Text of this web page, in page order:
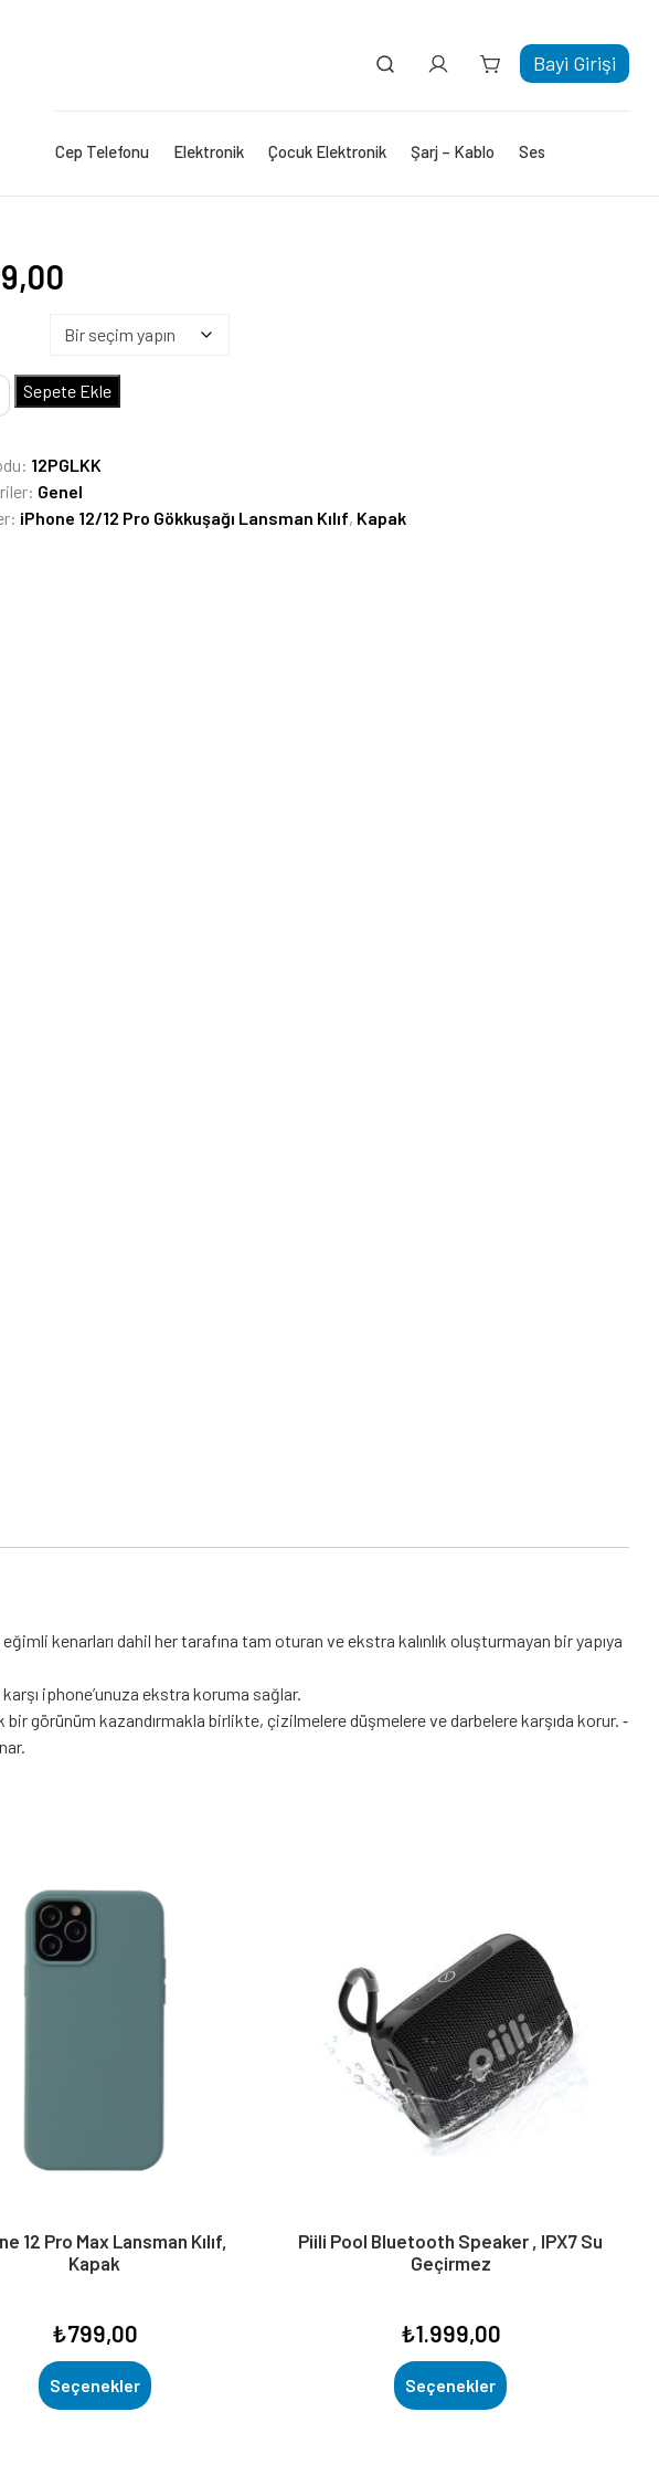
Bayi Girişi
Cep Telefonu Elektronik Çocuk Elektronik Şarj – Kablo Ses
Sepete Ekle
12PGLKK
Genel
iPhone 12/12 Pro Gökkuşağı Lansman Kılıf, Kapak
kenarları dahil her tarafına tam oturan ve ekstra kalınlık oluşturmayan bir yapıya
iphone’unuza ekstra koruma sağlar.
görünüm kazandırmakla birlikte, çizilmelere düşmelere ve darbelere karşıda korur. ⁃
12 Pro Max Lansman Kılıf,
Kapak
₺799,00
Seçenekler
Piili Pool Bluetooth Speaker , IPX7 Su
Geçirmez
₺1.999,00
Seçenekler